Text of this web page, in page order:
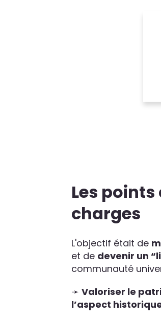
Les
charges
L'objectif était de
et de devenir un
communauté
➛ Valoriser le
l’aspect